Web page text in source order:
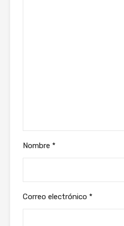
Nombre *
Correo electrónico *